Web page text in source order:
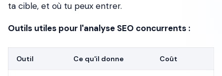
ta cible, et où tu peux entrer.
Outils utiles pour l'analyse SEO concurrents :
Outil Ce qu'il donne Coût